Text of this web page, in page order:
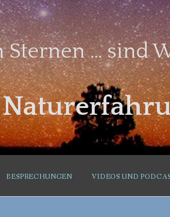
Sternen … sind
BESPRECHUNGEN VIDEOS UND